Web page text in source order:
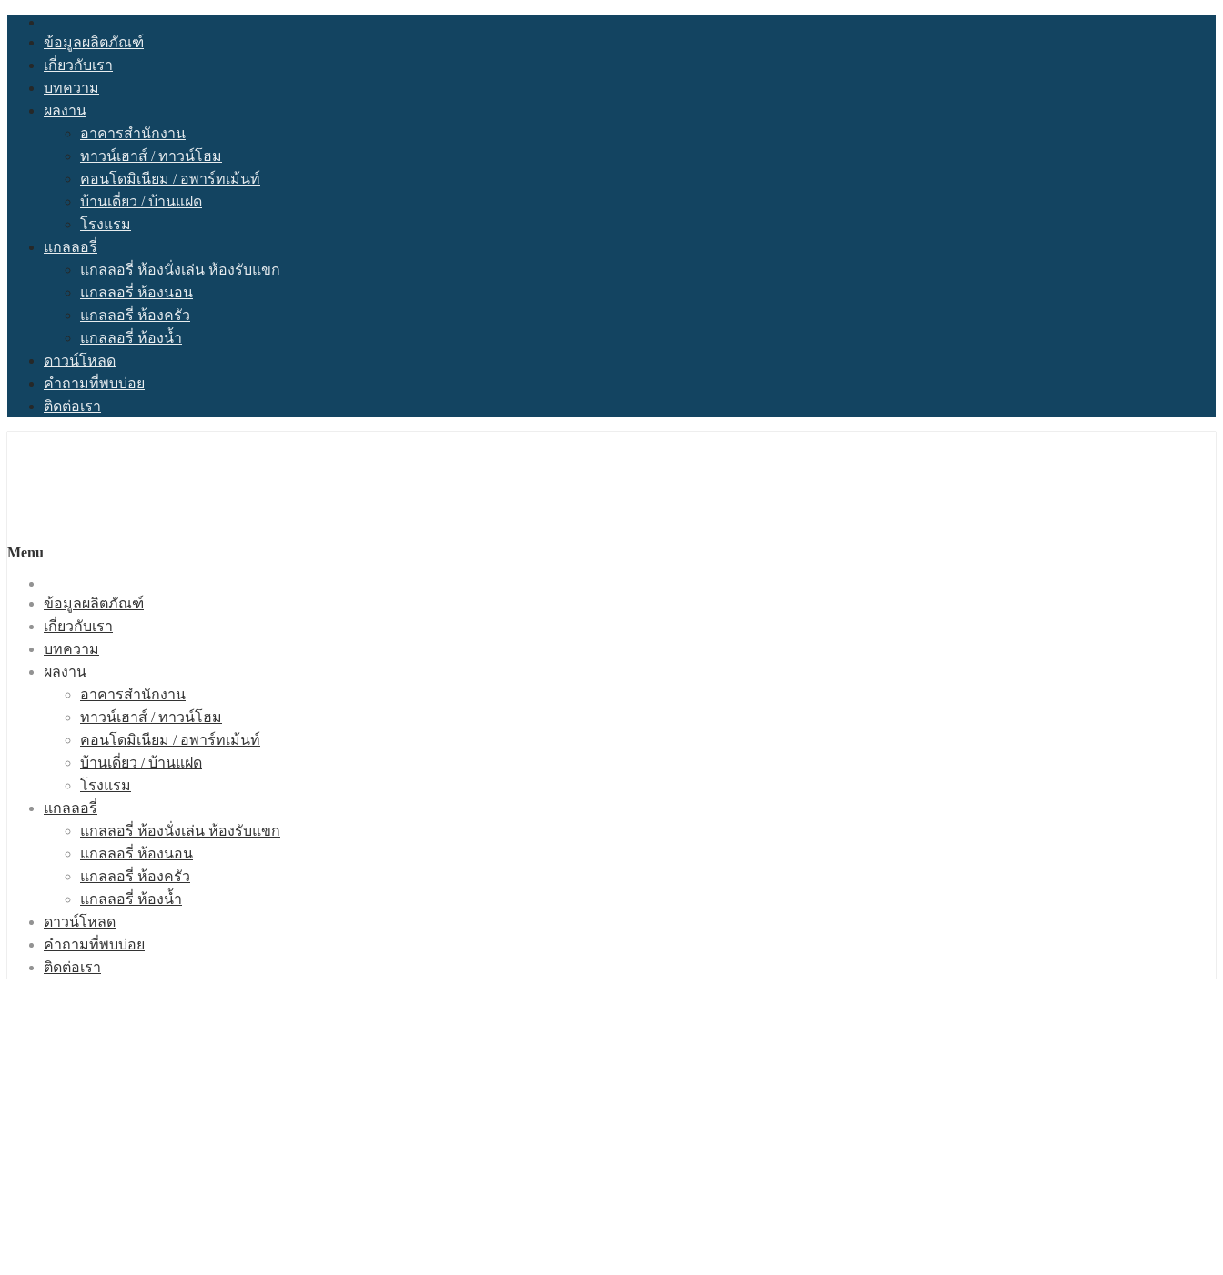
Skip
content
ข้อมูลผลิตภัณฑ์
เกี่ยวกับเรา
บทความ
ผลงาน
อาคารสำนักงาน
ทาวน์เฮาส์ / ทาวน์โฮม
คอนโดมิเนียม / อพาร์ทเม้นท์
บ้านเดี่ยว / บ้านแฝด
โรงแรม
แกลลอรี่
แกลลอรี่ ห้องนั่งเล่น ห้องรับแขก
แกลลอรี่ ห้องนอน
แกลลอรี่ ห้องครัว
แกลลอรี่ ห้องนํ้า
ดาวน์โหลด
คำถามที่พบบ่อย
ติดต่อเรา
Menu
ข้อมูลผลิตภัณฑ์
เกี่ยวกับเรา
บทความ
ผลงาน
อาคารสำนักงาน
ทาวน์เฮาส์ / ทาวน์โฮม
คอนโดมิเนียม / อพาร์ทเม้นท์
บ้านเดี่ยว / บ้านแฝด
โรงแรม
แกลลอรี่
แกลลอรี่ ห้องนั่งเล่น ห้องรับแขก
แกลลอรี่ ห้องนอน
แกลลอรี่ ห้องครัว
แกลลอรี่ ห้องนํ้า
ดาวน์โหลด
คำถามที่พบบ่อย
ติดต่อเรา